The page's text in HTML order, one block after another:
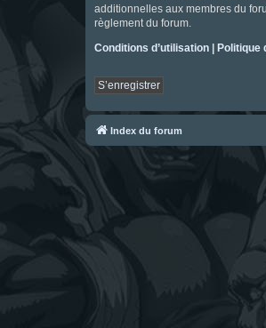
additionnelles aux membres du
règlement du forum.
Conditions d’utilisation | Politique
S’enregistrer
Index du forum